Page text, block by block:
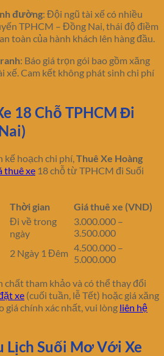
đường: Đội ngũ tài xế có nhiều
TPHCM – Đồng Nai, thái độ điềm
toàn của hành khách lên hàng đầu.
: Báo giá trọn gói bao gồm xăng
xế. Cam kết không phát sinh chi phí
18 Chỗ TPHCM Đi
kế hoạch chi phí,Thuê Xe Hoàng
thuê xe 18 chỗ từ TPHCM đi Suối
Thời gian
Giá thuê xe (VND)
Đi về trong
ngày
3.000.000 –
3.500.000
2 Ngày 1 Đêm 4.500.000 –
5.000.000
chất tham khảo và có thể thay đổi
xe (cuối tuần, lễ Tết) hoặc giá xăng
chính xác nhất, vui lòng liên hệ
Lịch Suối Mơ Với Xe